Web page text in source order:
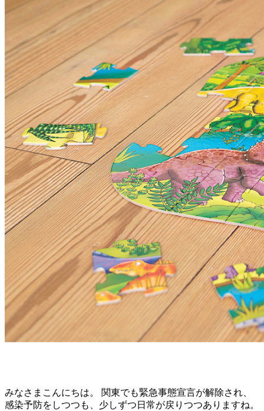
みなさまこんにちは。 関東でも緊急事態宣言が解除され、
感染予防をしつつも、少しずつ日常が戻りつつありますね。